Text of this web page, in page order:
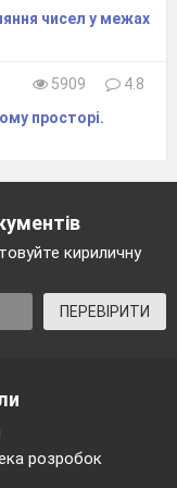
цю
вибрана
технології
з педагогіки
різноманітні
одностайні
діяльність
називають
чисел у межах
5909
4.8
просторі.
кириличну
ПЕРЕВІРИТИ
розробок